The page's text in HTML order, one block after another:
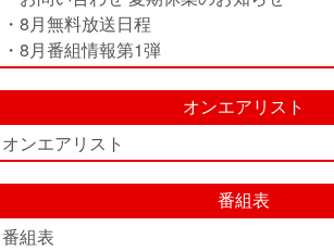
・8月無料放送日程
・8月番組情報第1弾
オンエアリスト
オンエアリスト
番組表
番組表